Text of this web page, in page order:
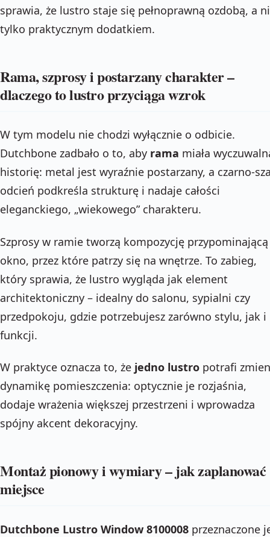
sprawia, że lustro staje się pełnoprawną ozdobą, a
tylko praktycznym dodatkiem.
Rama, szprosy i postarzany charakter –
dlaczego to lustro przyciąga wzrok
W tym modelu nie chodzi wyłącznie o odbicie.
Dutchbone zadbało o to, aby rama miała
historię: metal jest wyraźnie postarzany, a czarno-
odcień podkreśla strukturę i nadaje całości
eleganckiego, „wiekowego” charakteru.
Szprosy w ramie tworzą kompozycję przypominającą
okno, przez które patrzy się na wnętrze. To zabieg,
który sprawia, że lustro wygląda jak element
architektoniczny – idealny do salonu, sypialni czy
przedpokoju, gdzie potrzebujesz zarówno stylu, jak i
funkcji.
W praktyce oznacza to, że jedno lustro potrafi
dynamikę pomieszczenia: optycznie je rozjaśnia,
dodaje wrażenia większej przestrzeni i wprowadza
spójny akcent dekoracyjny.
Montaż pionowy i wymiary – jak zaplanować
miejsce
Dutchbone Lustro Window 8100008 przeznaczone